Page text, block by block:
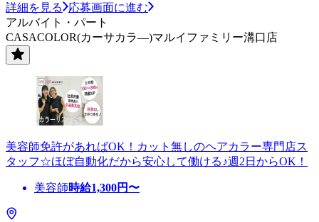
詳細を見る
応募画面に進む
アルバイト・パート
CASACOLOR(カーサカラ―)マルイファミリー溝口店
美容師免許があればOK！カット無しのヘアカラー専門店ス
タッフ☆ほぼ自動化だから安心して働ける♪週2日からOK！
美容師時給1,300円〜